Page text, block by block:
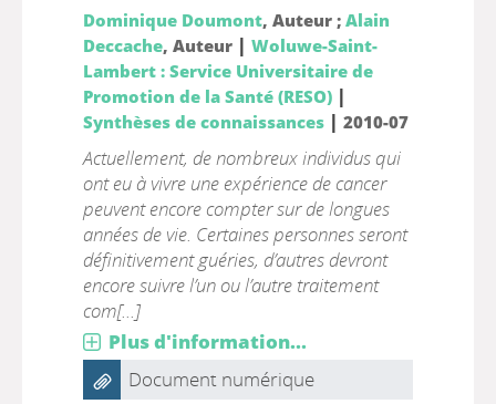
Dominique Doumont, Auteur ; Alain
Deccache, Auteur | Woluwe-Saint-
Lambert : Service Universitaire de
Promotion de la Santé (RESO)|
Synthèses de connaissances| 2010-07
Actuellement, de nombreux individus qui
ont eu à vivre une expérience de cancer
peuvent encore compter sur de longues
années de vie. Certaines personnes seront
définitivement guéries, d’autres devront
encore suivre l’un ou l’autre traitement
com[...]
Plus d'information...
Document numérique